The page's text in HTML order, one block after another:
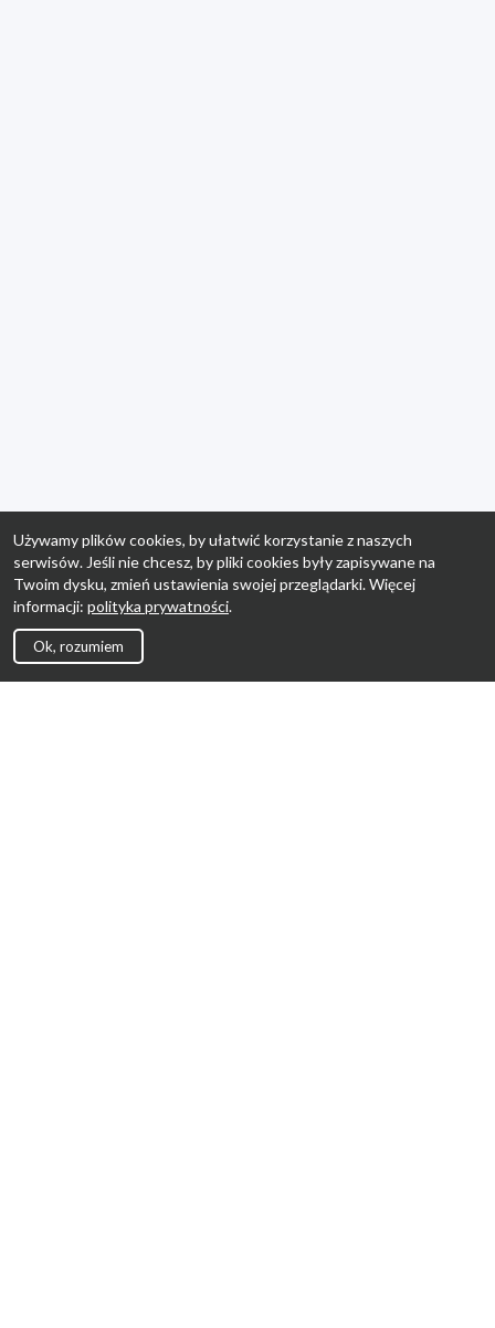
Używamy plików cookies, by ułatwić korzystanie z naszych
serwisów. Jeśli nie chcesz, by pliki cookies były zapisywane na
Twoim dysku, zmień ustawienia swojej przeglądarki. Więcej
informacji: polityka prywatności.
Ok, rozumiem